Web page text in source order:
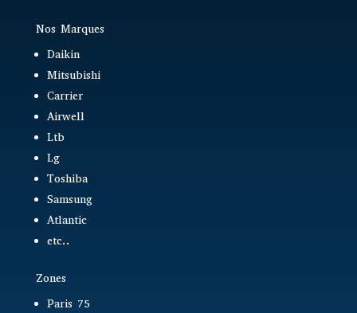
Nos Marques
Daikin
Mitsubishi
Carrier
Airwell
Ltb
Lg
Toshiba
Samsung
Atlantic
etc..
Zones
Paris 75